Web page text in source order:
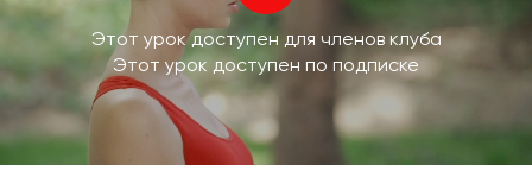
Этот урок доступен для членов клуба
Этот урок доступен по подписке